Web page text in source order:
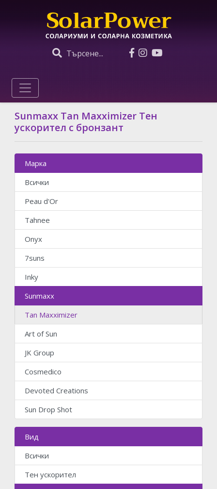
Търсене...
Sunmaxx Tan Maxximizer Тен
ускорител с бронзант
Марка
Всички
Peau d'Or
Tahnee
Onyx
7suns
Inky
Sunmaxx
Tan Maxximizer
Art of Sun
JK Group
Cosmedico
Devoted Creations
Sun Drop Shot
Вид
Всички
Тен ускорител